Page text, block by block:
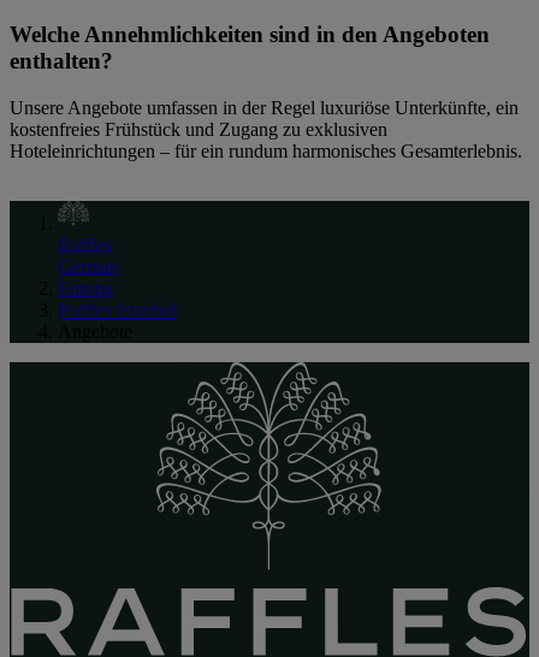
Welche Annehmlichkeiten sind in den Angeboten
enthalten?
Unsere Angebote umfassen in der Regel luxuriöse Unterkünfte, ein
kostenfreies Frühstück und Zugang zu exklusiven
Hoteleinrichtungen – für ein rundum harmonisches Gesamterlebnis.
Raffles
German
Europa
Raffles Istanbul